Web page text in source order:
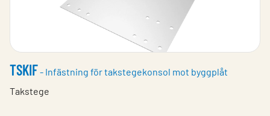
TSKIF- Infästning för takstegekonsol mot byggplåt
Takstege